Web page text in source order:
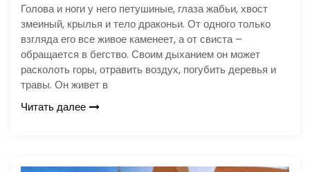
Голова и ноги у него петушиные, глаза жабьи, хвост
змеиный, крылья и тело драконьи. От одного только
взгляда его все живое каменеет, а от свиста –
обращается в бегство. Своим дыханием он может
расколоть горы, отравить воздух, погубить деревья и
травы. Он живет в
Читать далее